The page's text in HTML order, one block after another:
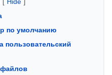
[ Hide ]
по умолчанию
пользовательский